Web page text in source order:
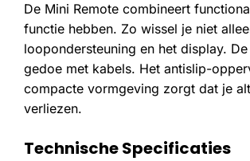
De Mini Remote combineert
functie hebben. Zo wissel je niet
loopondersteuning en het display.
gedoe met kabels. Het antislip-
compacte vormgeving zorgt dat je
verliezen.
Technische Specificaties